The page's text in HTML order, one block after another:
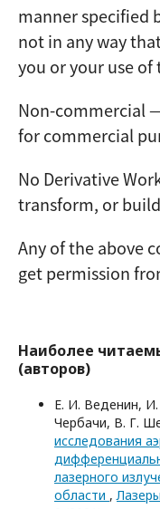
manner specified
not in any way
you or your use of
Non-commercial
for commercial
No Derivative
transform, or
Any of the above
get permission
Наиболее
(авторов)
Е. И. Веденин,
Чербачи, В. Г.
иccледования
лазерного
области ,